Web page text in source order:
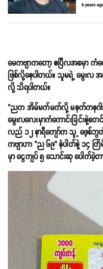
6 years
မေကဗျာကတော့ ဧပြီလအစမှာ ကံ
ဖြစ်လို့နေပါတယ်။ သူမရဲ့ မွေးလ
လို့ သိရပါတယ်။
"ညက အိမ်မက်မက်လို့ မနက်ကနဂါး
မွေးလလေးမှာကံကောင်းခြင်းနဲ့စတ
လည် ၁၂ နာရီကျော်က သူ့ ဖေ့စ်ဘွတ်
ကဗျာဟာ "ည ၆၉" နံပါတ်နဲ့ ၁၄ က
မှာ ငွေကျပ် ၅ သောင်းဆု ပေါက်ခဲ့တ